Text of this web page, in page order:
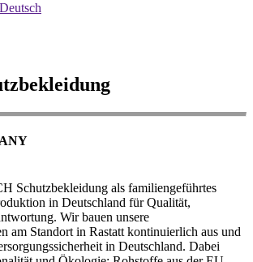
Deutsch
Schutzbekleidung als familiengeführtes
in Deutschland für Qualität,
Wir bauen unsere
am Standort in Rastatt kontinuierlich aus und
in Deutschland. Dabei